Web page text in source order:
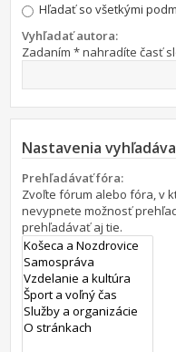
Hľadať so všetkými
Vyhľadať autora:
Zadaním * nahradíte časť
Nastavenia
Prehľadávať fóra:
Zvoľte fórum alebo fóra, v
nevypnete možnosť
prehľadávať aj tie.